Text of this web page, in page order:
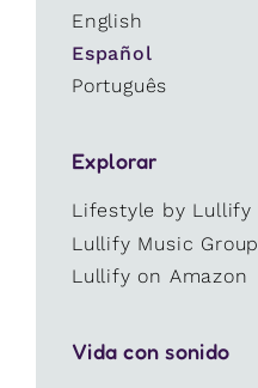
English
Español
Português
Explorar
Lifestyle by Lullify
Lullify Music Group
Lullify on Amazon
Vida con sonido